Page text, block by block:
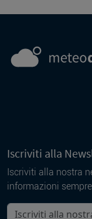
Iscriviti alla
Iscriviti alla nostra
informazioni
La tua mail